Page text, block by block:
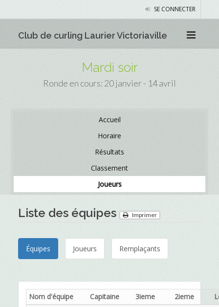
SE CONNECTER
Club de curling Laurier Victoriaville
Mardi soir
Ronde en cours: 20 janvier - 14 avril
Accueil
Horaire
Résultats
Classement
Joueurs
Liste des équipes Imprimer
Équipes Joueurs Remplaçants
Nom d'équipe Capitaine 3ieme 2ieme